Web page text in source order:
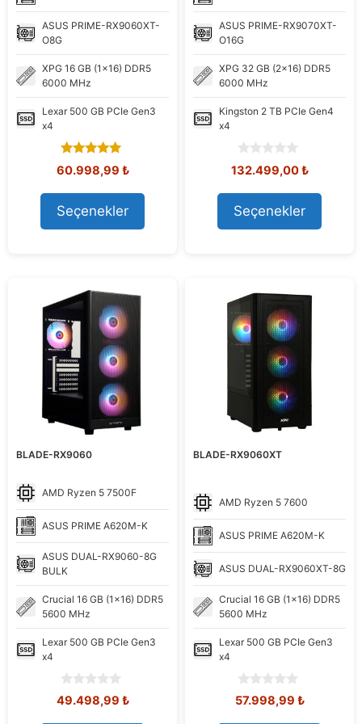
ASUS PRIME-RX9060XT-
O8G
XPG 16 GB (1x16) DDR5
6000 MHz
Lexar 500 GB PCIe Gen3
x4
5.00
out of 5
Orijinal
61.591,93 ₺.
60.998,99 ₺Şu
Seçenekler
ASUS PRIME-RX9070XT-
O16G
XPG 32 GB (2x16) DDR5
6000 MHz
Kingston 2 TB PCIe Gen4
x4
0
o
u
t
o
f
Orijinal
142.270,84 ₺.
132.499,00₺Şu
Seçenekler
BLADE-RX9060
AMD Ryzen 5 7500F
ASUS PRIME A620M-K
ASUS DUAL-RX9060-8G
BULK
Crucial 16 GB (1x16) DDR5
5600 MHz
Lexar 500 GB PCIe Gen3
x4
0
o
Orijinal
49.498,99 ₺Şu
BLADE-RX9060XT
AMD Ryzen 5 7600
ASUS PRIME A620M-K
ASUS DUAL-RX9060XT-8G
Crucial 16 GB (1x16) DDR5
5600 MHz
Lexar 500 GB PCIe Gen3
x4
0
o
Orijinal
57.998,99 ₺Şu